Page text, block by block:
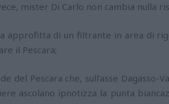
mister Di Carlo non cambia nulla
approfitta di un filtrante in area di
il Pescara;
del Pescara che, sull’asse
ascolano ipnotizza la punta